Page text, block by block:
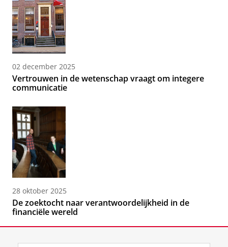
02 december 2025
Vertrouwen in de wetenschap vraagt om integere
communicatie
28 oktober 2025
De zoektocht naar verantwoordelijkheid in de
financiële wereld